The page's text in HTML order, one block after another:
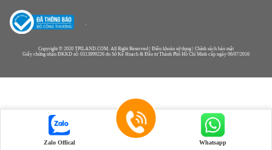
Copyright © 2020 TPILAND.COM. All Right Reserved | Điều khoản sử dụng | Chính sách bảo mật
Giấy chứng nhận ĐKKD số: 0313899226 do Sở Kế Hoạch & Đầu tư Thành Phố Hồ Chí Minh cấp ngày 06/07/2016
Zalo Offical Whatsapp